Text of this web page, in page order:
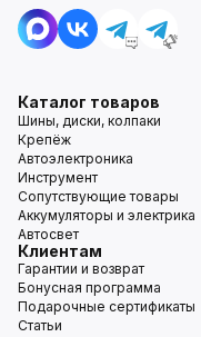
Каталог товаров
Шины, диски, колпаки
Крепёж
Автоэлектроника
Инструмент
Сопутствующие товары
Аккумуляторы и электрика
Автосвет
Клиентам
Гарантии и возврат
Бонусная программа
Подарочные сертификаты
Статьи